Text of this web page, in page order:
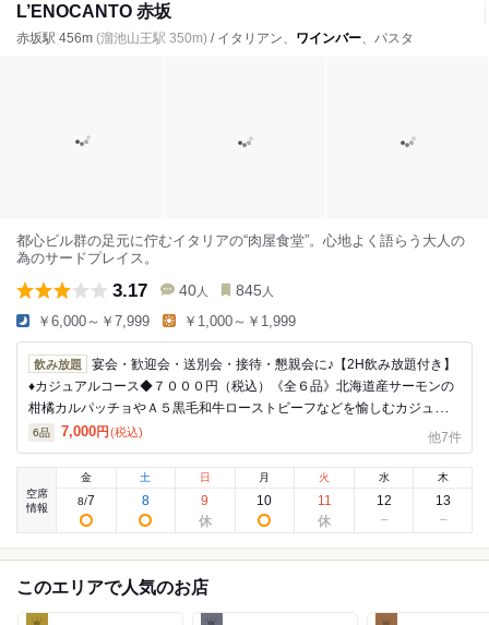
L’ENOCANTO 赤坂
赤坂駅 456m (溜池山王駅 350m) / イタリアン、 ワインバー、パスタ
都心ビル群の足元に佇むイタリアの“肉屋食堂”。心地よく語らう大人の
為のサードプレイス。
3.17 40 人 845 人
￥6,000～￥7,999 ￥1,000～￥1,999
飲み放題
宴会・歓迎会・送別会・接待・懇親会に♪【2H飲み放題付き】
♦カジュアルコース◆７０００円（税込）《全６品》北海道産サーモンの
柑橘カルパッチョやＡ５黒毛和牛ローストビーフなどを愉しむカジュアル
プラン♪
6品 7,000円 (税込) 他7件
空席
情報
金
8/7
土
8
日
9
月
10
火
11
水
12
木
13
このエリアで人気のお店